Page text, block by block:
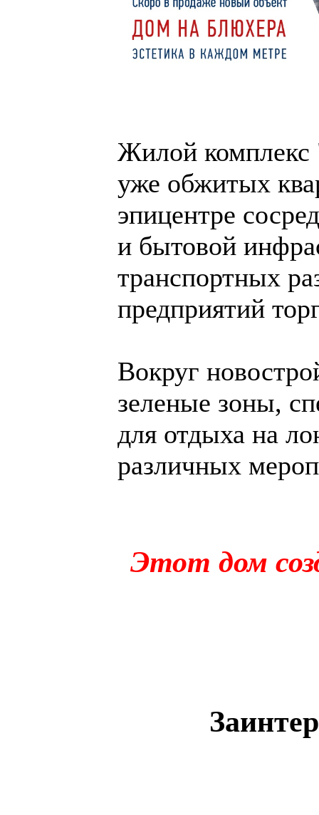
Жилой комплекс
уже обжитых
эпицентре
и бытовой
транспортных
предприятий
Вокруг
зеленые зоны,
для отдыха на
различных
Этот дом